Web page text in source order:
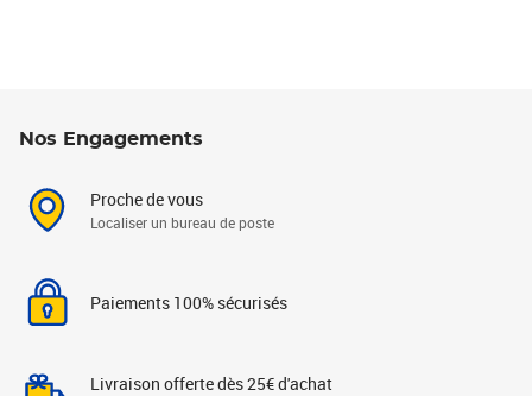
Nos Engagements
Proche de vous
Localiser un bureau de poste
Paiements 100% sécurisés
Livraison offerte dès 25€ d'achat